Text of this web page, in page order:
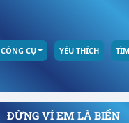
CÔNG CỤ YÊU THÍCH
ĐỪNG VÍ EM LÀ BIỂN